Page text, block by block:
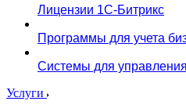
Лицензии 1С-Битрикс
Программы для учета
Системы для
Услуги